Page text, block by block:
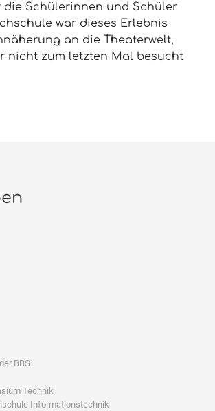
die Schülerinnen und Schüler
war dieses Erlebnis
an die Theaterwelt,
nicht zum letzten Mal besucht
BBS
Technik
Informationstechnik